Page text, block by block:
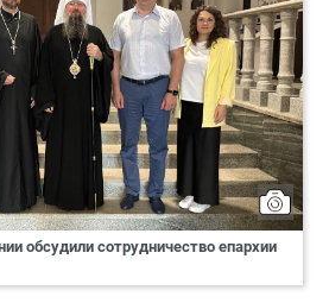
обсудили сотрудничество епархии